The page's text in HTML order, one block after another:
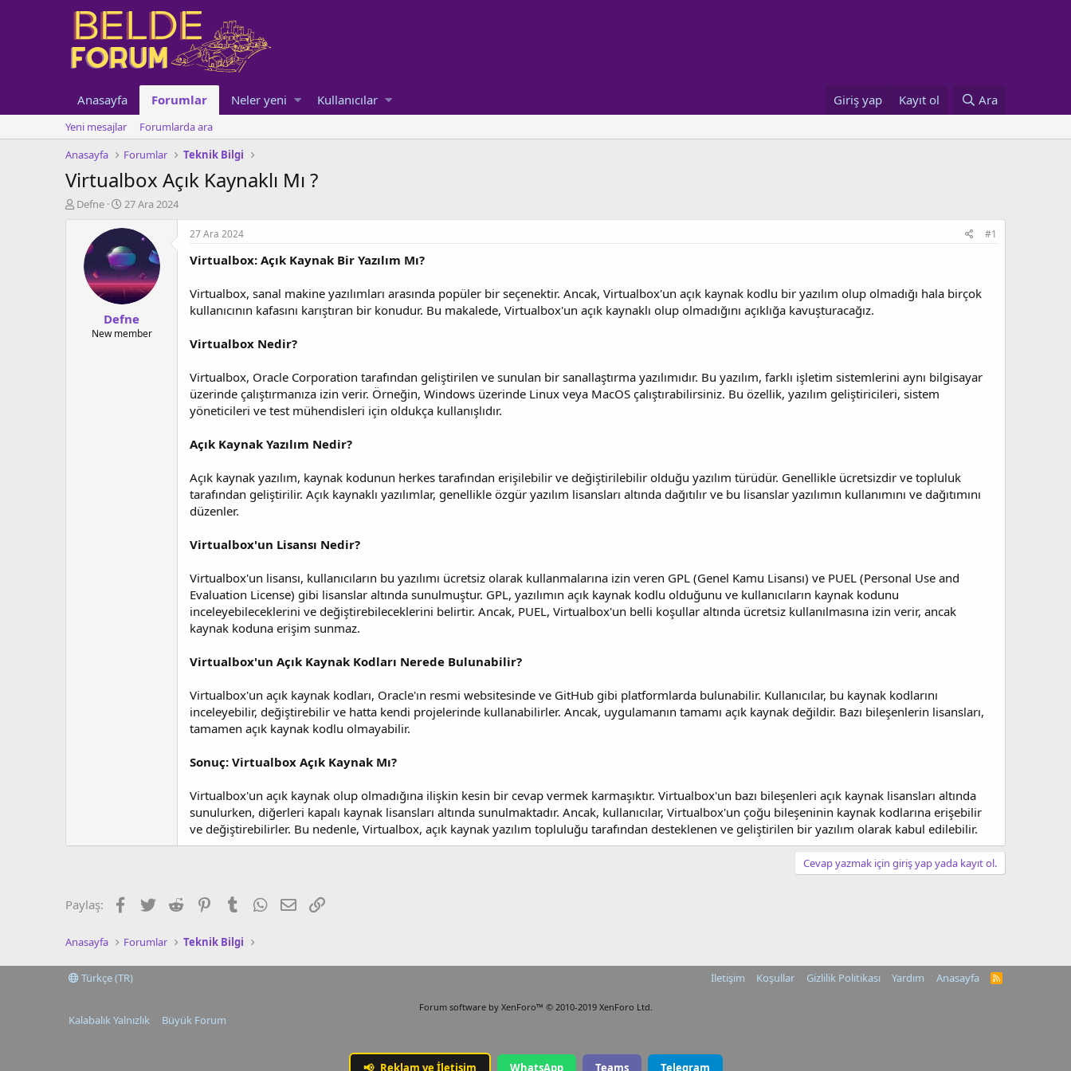
Anasayfa Forumlar Neler yeni Kullanıcılar Giriş yap Kayıt ol Ara
Yeni mesajlar
Forumlarda ara
Anasayfa
Forumlar Teknik Bilgi
Virtualbox Açık Kaynaklı Mı ?
K
Defne
B
ş
l
n
g
ı
ç
t
27 Ara 2024
Defne
New member
27 Ara 2024 #1
Virtualbox: Açık Kaynak Bir Yazılım Mı?
Virtualbox, sanal makine yazılımları arasında popüler bir seçenektir. Ancak, Virtualbox'un açık kaynak kodlu bir yazılım olup olmadığı hala birçok
kullanıcının kafasını karıştıran bir konudur. Bu makalede, Virtualbox'un açık kaynaklı olup olmadığını açıklığa kavuşturacağız.
Virtualbox Nedir?
Virtualbox, Oracle Corporation tarafından geliştirilen ve sunulan bir sanallaştırma yazılımıdır. Bu yazılım, farklı işletim sistemlerini aynı bilgisayar
üzerinde çalıştırmanıza izin verir. Örneğin, Windows üzerinde Linux veya MacOS çalıştırabilirsiniz. Bu özellik, yazılım geliştiricileri, sistem
yöneticileri ve test mühendisleri için oldukça kullanışlıdır.
Açık Kaynak Yazılım Nedir?
Açık kaynak yazılım, kaynak kodunun herkes tarafından erişilebilir ve değiştirilebilir olduğu yazılım türüdür. Genellikle ücretsizdir ve topluluk
tarafından geliştirilir. Açık kaynaklı yazılımlar, genellikle özgür yazılım lisansları altında dağıtılır ve bu lisanslar yazılımın kullanımını ve dağıtımını
düzenler.
Virtualbox'un Lisansı Nedir?
Virtualbox'un lisansı, kullanıcıların bu yazılımı ücretsiz olarak kullanmalarına izin veren GPL (Genel Kamu Lisansı) ve PUEL (Personal Use and
Evaluation License) gibi lisanslar altında sunulmuştur. GPL, yazılımın açık kaynak kodlu olduğunu ve kullanıcıların kaynak kodunu
inceleyebileceklerini ve değiştirebileceklerini belirtir. Ancak, PUEL, Virtualbox'un belli koşullar altında ücretsiz kullanılmasına izin verir, ancak
kaynak koduna erişim sunmaz.
Virtualbox'un Açık Kaynak Kodları Nerede Bulunabilir?
Virtualbox'un açık kaynak kodları, Oracle'ın resmi websitesinde ve GitHub gibi platformlarda bulunabilir. Kullanıcılar, bu kaynak kodlarını
inceleyebilir, değiştirebilir ve hatta kendi projelerinde kullanabilirler. Ancak, uygulamanın tamamı açık kaynak değildir. Bazı bileşenlerin lisansları,
tamamen açık kaynak kodlu olmayabilir.
Sonuç: Virtualbox Açık Kaynak Mı?
Virtualbox'un açık kaynak olup olmadığına ilişkin kesin bir cevap vermek karmaşıktır. Virtualbox'un bazı bileşenleri açık kaynak lisansları altında
sunulurken, diğerleri kapalı kaynak lisansları altında sunulmaktadır. Ancak, kullanıcılar, Virtualbox'un çoğu bileşeninin kaynak kodlarına erişebilir
ve değiştirebilirler. Bu nedenle, Virtualbox, açık kaynak yazılım topluluğu tarafından desteklenen ve geliştirilen bir yazılım olarak kabul edilebilir.
Cevap yazmak için giriş yap yada kayıt ol.
Paylaş: Facebook
TwitterReddit PinterestTumblrWhatsApp
E-postaLink
Anasayfa Forumlar Teknik Bilgi
Türkçe (TR) İletişim Koşullar Gizlilik Politikası Yardım Anasayfa
R
Forum software by XenForo™ © 2010-2019 XenForo Ltd.
Kalabalık Yalnızlık Büyük Forum
📢 Reklam ve İletişim WhatsApp Teams Telegram